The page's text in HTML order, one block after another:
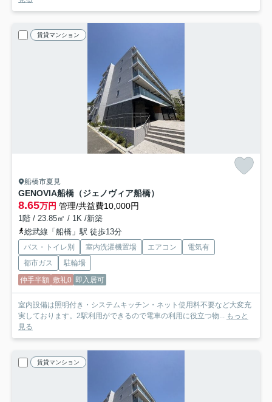
賃貸マンション
船橋市夏見
GENOVIA船橋（ジェノヴィア船橋）
8.65万円 管理/共益費10,000円
1階 / 23.85㎡ / 1K /新築
総武線「船橋」駅 徒歩13分
バス・トイレ別 室内洗濯機置場 エアコン
電気有
都市ガス
駐輪場
仲手半額 敷礼0 即入居可
室内設備は照明付き・システムキッチン・ネット使用料不要など大変充
実しております。2駅利用ができるので電車の利用に役立つ物...
もっと
見る
賃貸マンション